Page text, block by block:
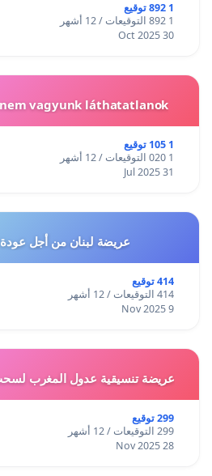
1 892 توقيع
1 892 التوقيعات / 12 أشهر
30 Oct 2025
vagyunk láthatatlanok!
1 105 توقيع
1 020 التوقيعات / 12 أشهر
31 Jul 2025
عريضة لبنان من أجل
414 توقيع
414 التوقيعات / 12 أشهر
9 Nov 2025
عريضة تنسيقية عدول المغرب لسحب
299 توقيع
299 التوقيعات / 12 أشهر
28 Nov 2025